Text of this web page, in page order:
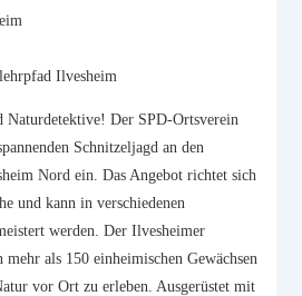
Ilvesheim
Naturdetektive! Der SPD-Ortsverein
Schnitzeljagd an den
Nord ein. Das Angebot richtet sich
und kann in verschiedenen
werden. Der Ilvesheimer
als 150 einheimischen Gewächsen
vor Ort zu erleben. Ausgerüstet mit